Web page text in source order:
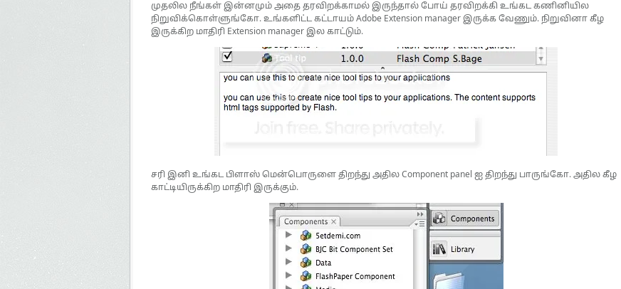
முதலில நீங்கள் இன்னமும் அதை தரவிறக்காமல் இருந்தால் போய் தரவிறக்கி உங்கட கணினியில
நிறுவிக்கொள்ளுங்கோ. உங்களிட்ட கட்டாயம் Adobe Extension manager இருக்க வேணும். நிறுவினா கீழ
இருக்கிற மாதிரி Extension manager இல காட்டும்.
சரி இனி உங்கட பிளாஸ் மென்பொருளை திறந்து அதில Component panel ஐ திறந்து பாருங்கோ. அதில கீழ
காட்டியிருக்கிற மாதிரி இருக்கும்.